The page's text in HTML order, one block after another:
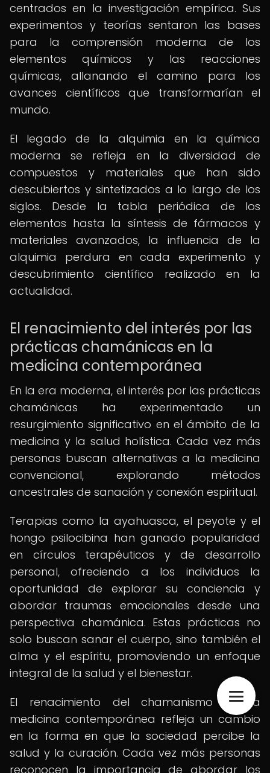
centrados en la investigación empírica. Sus
experimentos y teorías sentaron las bases
para la comprensión moderna de los
elementos químicos y las reacciones
químicas, allanando el camino para los
avances científicos que transformarían el
mundo.
El legado de la alquimia en la química
moderna se refleja en la diversidad de
compuestos y materiales que han sido
descubiertos y sintetizados a lo largo de los
siglos. Desde la tabla periódica de los
elementos hasta la síntesis de fármacos y
materiales avanzados, la influencia de la
alquimia perdura en cada experimento y
descubrimiento científico realizado en la
actualidad.
El renacimiento del interés por las
prácticas chamánicas en la
medicina contemporánea
En la era moderna, el interés por las prácticas
chamánicas ha experimentado un
resurgimiento significativo en el ámbito de la
medicina y la salud holística. Cada vez más
personas buscan alternativas a la medicina
convencional, explorando métodos
ancestrales de sanación y conexión espiritual.
Terapias como la ayahuasca, el peyote y el
hongo psilocibina han ganado popularidad
en círculos terapéuticos y de desarrollo
personal, ofreciendo a los individuos la
oportunidad de explorar su conciencia y
abordar traumas emocionales desde una
perspectiva chamánica. Estas prácticas no
solo buscan sanar el cuerpo, sino también el
alma y el espíritu, promoviendo un enfoque
integral de la salud y el bienestar.
El renacimiento del chamanismo en la
medicina contemporánea refleja un cambio
en la forma en que la sociedad percibe la
salud y la curación. Cada vez más personas
reconocen la importancia de abordar los